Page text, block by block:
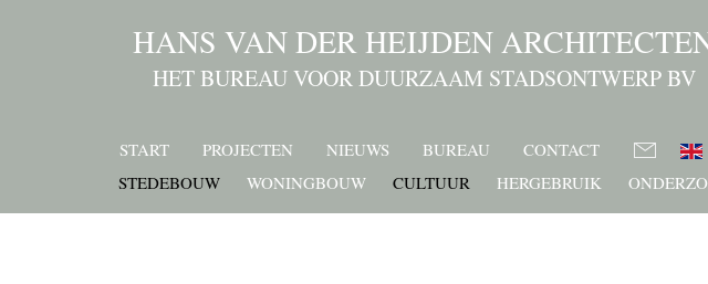
HANS VAN DER HEIJDEN
HET BUREAU VOOR DUURZAAM STADSONTWERP BV
START PROJECTEN NIEUWS BUREAU CONTACT
STEDEBOUW WONINGBOUW CULTUUR HERGEBRUIK